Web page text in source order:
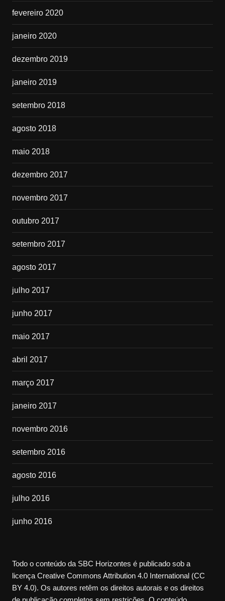
fevereiro 2020
janeiro 2020
dezembro 2019
janeiro 2019
setembro 2018
agosto 2018
maio 2018
dezembro 2017
novembro 2017
outubro 2017
setembro 2017
agosto 2017
julho 2017
junho 2017
maio 2017
abril 2017
março 2017
janeiro 2017
novembro 2016
setembro 2016
agosto 2016
julho 2016
junho 2016
Todo o conteúdo da SBC Horizontes é publicado sob a
licença Creative Commons Attribution 4.0 International (CC
BY 4.0). Os autores retêm os direitos autorais e os direitos